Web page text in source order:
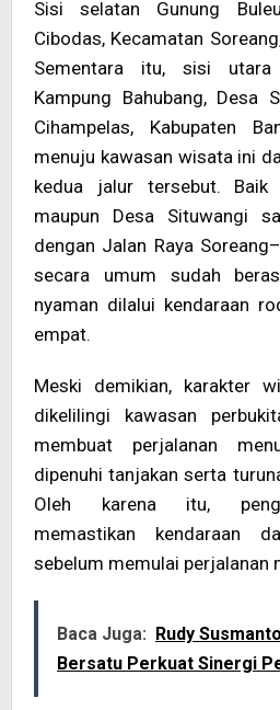
Sisi selatan Gunung
Cibodas, Kecamatan
Sementara itu, sisi
Kampung Bahubang, Desa
Cihampelas, Kabupaten
menuju kawasan wisata ini
kedua jalur tersebut. Baik
maupun Desa Situwangi
dengan Jalan Raya
secara umum sudah
nyaman dilalui kendaraan
empat.
Meski demikian, karakter
dikelilingi kawasan
membuat perjalanan
dipenuhi tanjakan serta
Oleh karena itu,
memastikan kendaraan
sebelum memulai perjalanan
Baca Juga: Rudy
Bersatu Perkuat Sinergi